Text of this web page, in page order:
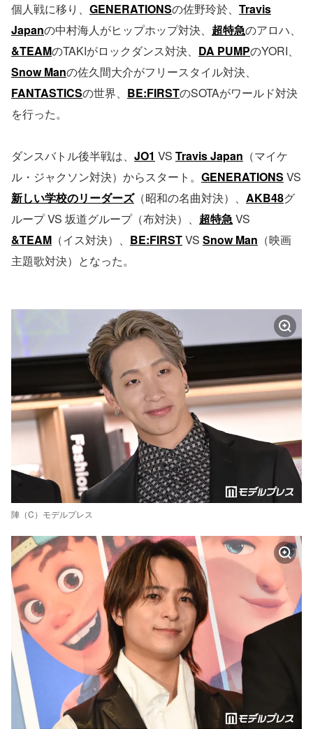
個人戦に移り、 GENERATIONSの佐野玲於、 Travis
Japanの中村海人がヒップホップ対決、 超特急のアロハ、
&TEAMのTAKIがロックダンス対決、 DA PUMPのYORI、
Snow Manの佐久間大介がフリースタイル対決、
FANTASTICSの世界、 BE:FIRSTのSOTAがワールド対決
を行った。
ダンスバトル後半戦は、 JO1 VS Travis Japan （マイケ
ル・ジャクソン対決）からスタート。 GENERATIONS VS
新しい学校のリーダーズ（昭和の名曲対決）、 AKB48グ
ループ VS 坂道グループ（布対決）、 超特急VS
&TEAM （イス対決）、 BE:FIRSTVS Snow Man （映画
主題歌対決）となった。
陣（C）モデルプレス